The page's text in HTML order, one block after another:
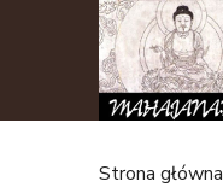
Strona główna